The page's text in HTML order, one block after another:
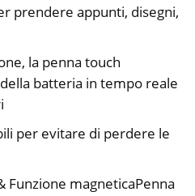
prendere appunti, disegni,
la penna touch
batteria in tempo reale
per evitare di perdere le
Funzione magneticaPenna